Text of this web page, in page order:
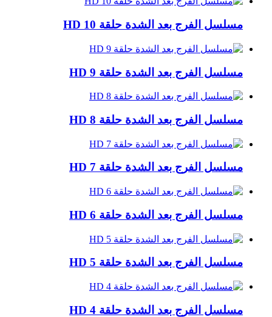
مسلسل الفرج بعد الشدة حلقة 10 HD
مسلسل الفرج بعد الشدة حلقة 9 HD
مسلسل الفرج بعد الشدة حلقة 8 HD
مسلسل الفرج بعد الشدة حلقة 7 HD
مسلسل الفرج بعد الشدة حلقة 6 HD
مسلسل الفرج بعد الشدة حلقة 5 HD
مسلسل الفرج بعد الشدة حلقة 4 HD